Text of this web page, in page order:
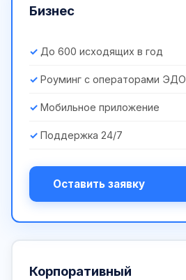
Бизнес
До 600 исходящих в год
Роуминг с операторами ЭДО
Мобильное приложение
Поддержка 24/7
Оставить заявку
Корпоративный